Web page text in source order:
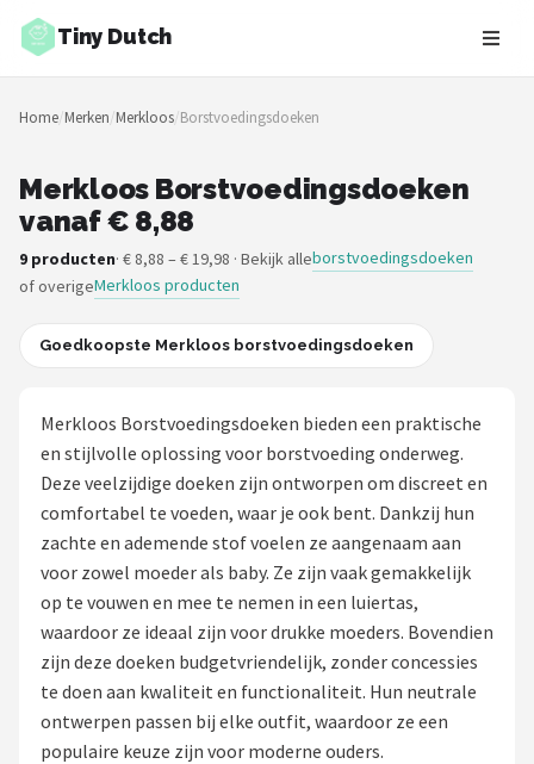
Tiny Dutch
Zoeken
NAVIGATIE
Merken
Blog
Speelgoed
Babykleding Cadeaus
Blokken
Shop
POPULAIRE MERKEN
Jollein
Chouette-Chouette
Home/Merken/Merkloos/Borstvoedingsdoeken
Merkloos Borstvoedingsdoeken
vanaf € 8,88
9 producten· € 8,88 – € 19,98 · Bekijk alleborstvoedingsdoeken
of overigeMerkloos producten
Goedkoopste Merkloos borstvoedingsdoeken
Merkloos Borstvoedingsdoeken bieden een praktische
en stijlvolle oplossing voor borstvoeding onderweg.
Deze veelzijdige doeken zijn ontworpen om discreet en
comfortabel te voeden, waar je ook bent. Dankzij hun
zachte en ademende stof voelen ze aangenaam aan
voor zowel moeder als baby. Ze zijn vaak gemakkelijk
op te vouwen en mee te nemen in een luiertas,
waardoor ze ideaal zijn voor drukke moeders. Bovendien
zijn deze doeken budgetvriendelijk, zonder concessies
te doen aan kwaliteit en functionaliteit. Hun neutrale
ontwerpen passen bij elke outfit, waardoor ze een
populaire keuze zijn voor moderne ouders.